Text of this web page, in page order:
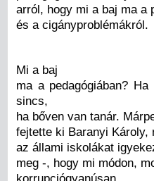
arról, hogy mi a baj ma a
és a cigányproblémákról.
Mi a baj
ma a pedagógiában?
sincs,
ha bőven van tanár.
fejtette ki Baranyi Károly,
az állami iskolákat
meg -, hogy mi módon,
korrupciógyanúsan.